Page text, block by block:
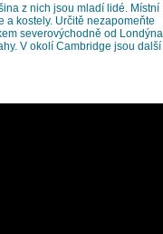
z nich jsou mladí lidé. Místní
kostely. Určitě nezapomeňte
severovýchodně od Londýna.
V okolí Cambridge jsou další